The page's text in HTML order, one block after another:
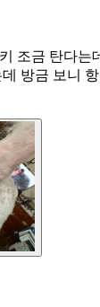
조금 탄다는
방금 보니